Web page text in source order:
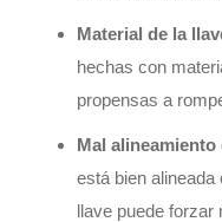
Material de la
hechas con
propensas a
Mal
está bien
llave puede forzar